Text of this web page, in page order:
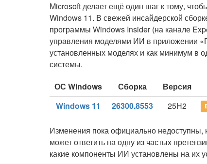
Microsoft делает ещё один шаг к тому,
Windows 11. В свежей инсайдерской
программы Windows Insider (на канале
управления моделями ИИ в приложении
установленных моделях и как минимум в
системы.
ОС Windows
Сборка Версия
Windows 11
26300.8553 25H2
Изменения пока официально недоступны,
может ответить на одну из частых
какие компоненты ИИ установлены на их